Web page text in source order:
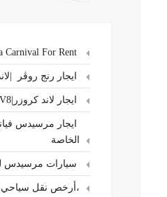
ايجار رنج روڤر
ايجار لاند كروزر|V8
الخاصة
سيارات مرسيدس
،أرخص نقل سياحي